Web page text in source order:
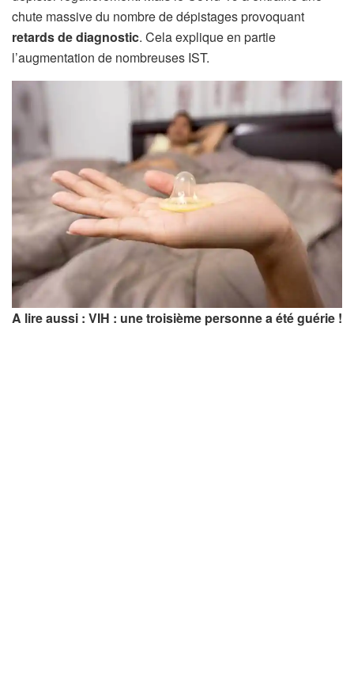
chute massive du nombre de dépistages provoquant
retards de diagnostic. Cela explique en partie
l’augmentation de nombreuses IST.
A lire aussi : VIH : une troisième personne a été guérie !